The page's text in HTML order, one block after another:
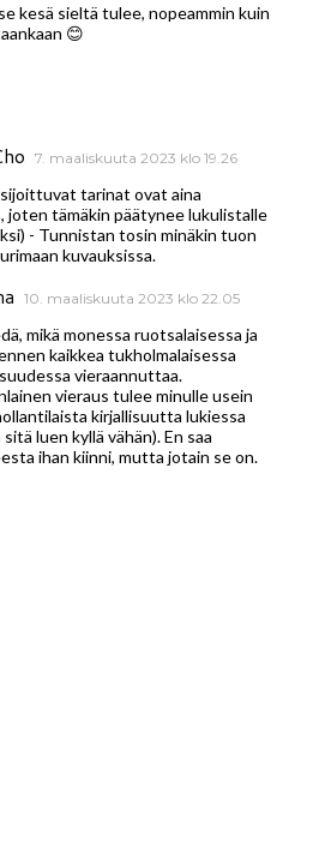
kesä sieltä tulee, nopeammin kuin
😊
7. maaliskuuta 2023 klo 19.26
sijoittuvat tarinat ovat aina
joten tämäkin päätynee lukulistalle
- Tunnistan tosin minäkin tuon
kuvauksissa.
10. maaliskuuta 2023 klo 22.05
mikä monessa ruotsalaisessa ja
kaikkea tukholmalaisessa
vieraannuttaa.
vieraus tulee minulle usein
kirjallisuutta lukiessa
luen kyllä vähän). En saa
ihan kiinni, mutta jotain se on.